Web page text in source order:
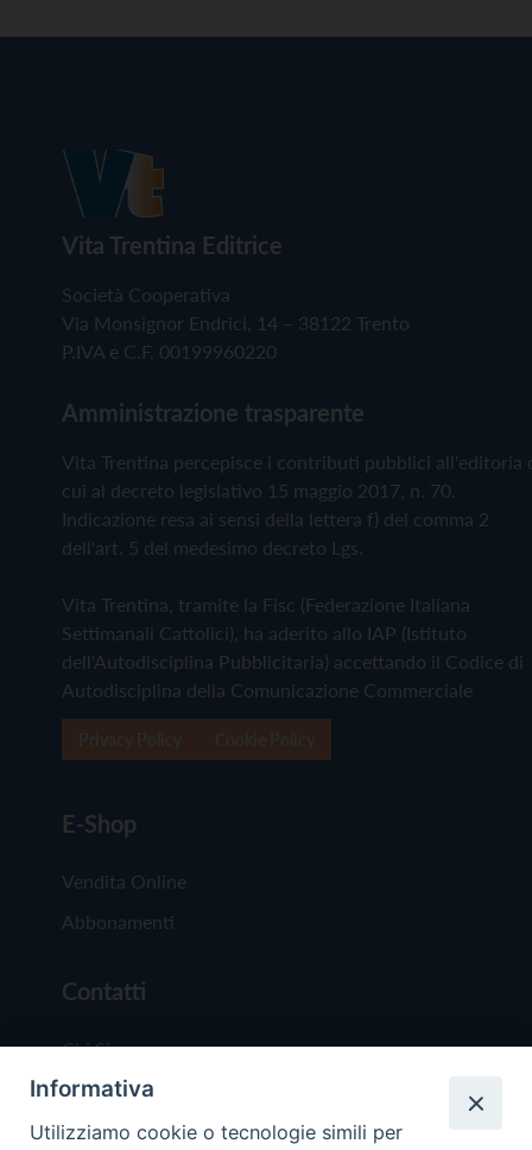
Vita Trentina Editrice
Società Cooperativa
Via Monsignor Endrici, 14 – 38122 Trento
P.IVA e C.F. 00199960220
Amministrazione trasparente
Vita Trentina percepisce i contributi pubblici all'editoria
cui al decreto legislativo 15 maggio 2017, n. 70.
Indicazione resa ai sensi della lettera f) del comma 2
dell'art. 5 del medesimo decreto Lgs.
Vita Trentina, tramite la Fisc (Federazione Italiana
Settimanali Cattolici), ha aderito allo IAP (Istituto
dell'Autodisciplina Pubblicitaria) accettando il Codice di
Autodisciplina della Comunicazione Commerciale
E-Shop
Vendita Online
Abbonamenti
Contatti
Chi Siamo
Redazione
Scrivici
Informativa
Utilizziamo cookie o tecnologie simili per